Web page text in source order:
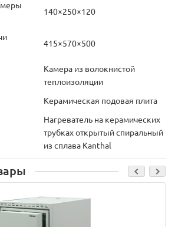
140×250×120
415×570×500
Камера из волокнистой
теплоизоляции
Керамическая подовая плита
Нагреватель на керамических
трубках открытый спиральный
из сплава Kanthal